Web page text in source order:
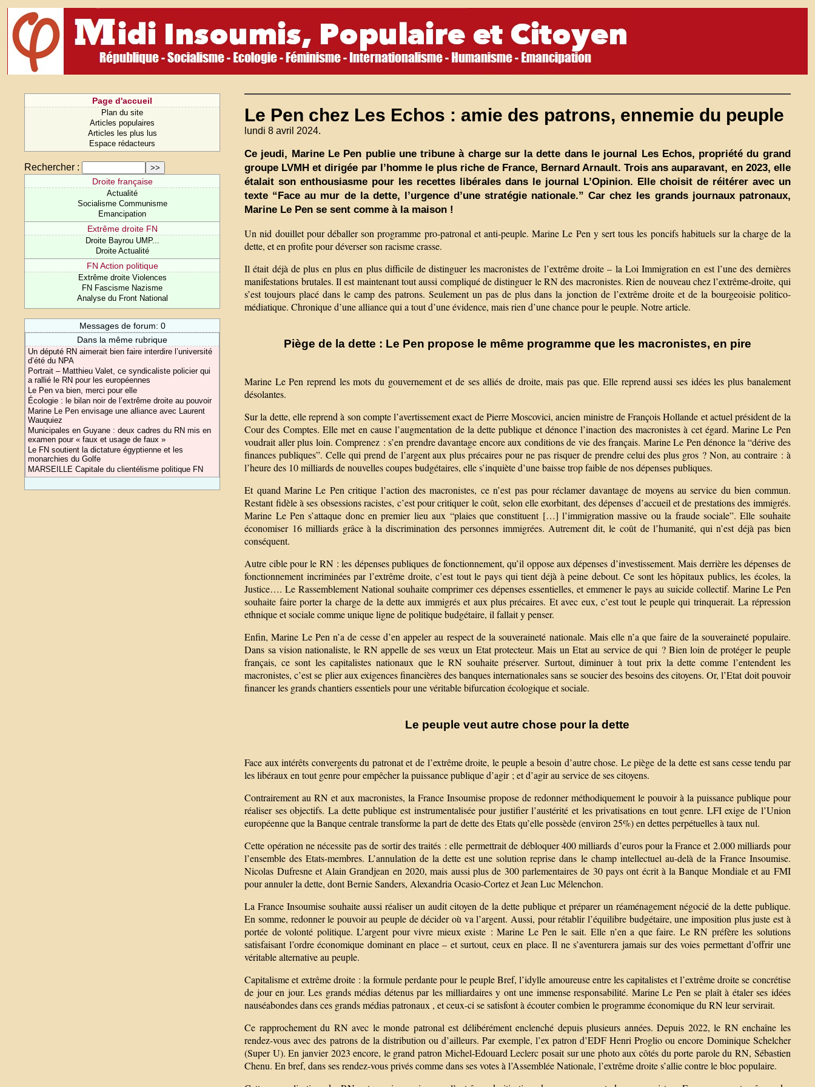
Page d'accueil
Plan du site
Articles populaires
Articles les plus lus
Espace rédacteurs
Rechercher :
Droite française
Actualité
Socialisme Communisme
Emancipation
Extrême droite FN
Droite Bayrou UMP...
Droite Actualité
FN Action politique
Extrême droite Violences
FN Fascisme Nazisme
Analyse du Front National
Messages de forum: 0
Dans la même rubrique
Un député RN aimerait bien faire interdire l’université
d’été du NPA
Portrait – Matthieu Valet, ce syndicaliste policier qui
a rallié le RN pour les européennes
Le Pen va bien, merci pour elle
Écologie : le bilan noir de l’extrême droite au pouvoir
Marine Le Pen envisage une alliance avec Laurent
Wauquiez
Municipales en Guyane : deux cadres du RN mis en
examen pour « faux et usage de faux »
Le FN soutient la dictature égyptienne et les
monarchies du Golfe
MARSEILLE Capitale du clientélisme politique FN
Le Pen chez Les Echos : amie des patrons, ennemie du peuple
lundi 8 avril 2024.
Ce jeudi, Marine Le Pen publie une tribune à charge sur la dette dans le journal Les Echos, propriété du grand
groupe LVMH et dirigée par l’homme le plus riche de France, Bernard Arnault. Trois ans auparavant, en 2023, elle
étalait son enthousiasme pour les recettes libérales dans le journal L’Opinion. Elle choisit de réitérer avec un
texte “Face au mur de la dette, l’urgence d’une stratégie nationale.” Car chez les grands journaux patronaux,
Marine Le Pen se sent comme à la maison !
Un nid douillet pour déballer son programme pro-patronal et anti-peuple. Marine Le Pen y sert tous les poncifs habituels sur la charge de la
dette, et en profite pour déverser son racisme crasse.
Il était déjà de plus en plus en plus difficile de distinguer les macronistes de l’extrême droite – la Loi Immigration en est l’une des dernières
manifestations brutales. Il est maintenant tout aussi compliqué de distinguer le RN des macronistes. Rien de nouveau chez l’extrême-droite, qui
s’est toujours placé dans le camp des patrons. Seulement un pas de plus dans la jonction de l’extrême droite et de la bourgeoisie politico-
médiatique. Chronique d’une alliance qui a tout d’une évidence, mais rien d’une chance pour le peuple. Notre article.
Piège de la dette : Le Pen propose le même programme que les macronistes, en pire
Marine Le Pen reprend les mots du gouvernement et de ses alliés de droite, mais pas que. Elle reprend aussi ses idées les plus banalement
désolantes.
Sur la dette, elle reprend à son compte l’avertissement exact de Pierre Moscovici, ancien ministre de François Hollande et actuel président de la
Cour des Comptes. Elle met en cause l’augmentation de la dette publique et dénonce l’inaction des macronistes à cet égard. Marine Le Pen
voudrait aller plus loin. Comprenez : s’en prendre davantage encore aux conditions de vie des français. Marine Le Pen dénonce la “dérive des
finances publiques”. Celle qui prend de l’argent aux plus précaires pour ne pas risquer de prendre celui des plus gros ? Non, au contraire : à
l’heure des 10 milliards de nouvelles coupes budgétaires, elle s’inquiète d’une baisse trop faible de nos dépenses publiques.
Et quand Marine Le Pen critique l’action des macronistes, ce n’est pas pour réclamer davantage de moyens au service du bien commun.
Restant fidèle à ses obsessions racistes, c’est pour critiquer le coût, selon elle exorbitant, des dépenses d’accueil et de prestations des immigrés.
Marine Le Pen s’attaque donc en premier lieu aux “plaies que constituent […] l’immigration massive ou la fraude sociale”. Elle souhaite
économiser 16 milliards grâce à la discrimination des personnes immigrées. Autrement dit, le coût de l’humanité, qui n’est déjà pas bien
conséquent.
Autre cible pour le RN : les dépenses publiques de fonctionnement, qu’il oppose aux dépenses d’investissement. Mais derrière les dépenses de
fonctionnement incriminées par l’extrême droite, c’est tout le pays qui tient déjà à peine debout. Ce sont les hôpitaux publics, les écoles, la
Justice…. Le Rassemblement National souhaite comprimer ces dépenses essentielles, et emmener le pays au suicide collectif. Marine Le Pen
souhaite faire porter la charge de la dette aux immigrés et aux plus précaires. Et avec eux, c’est tout le peuple qui trinquerait. La répression
ethnique et sociale comme unique ligne de politique budgétaire, il fallait y penser.
Enfin, Marine Le Pen n’a de cesse d’en appeler au respect de la souveraineté nationale. Mais elle n’a que faire de la souveraineté populaire.
Dans sa vision nationaliste, le RN appelle de ses vœux un Etat protecteur. Mais un Etat au service de qui ? Bien loin de protéger le peuple
français, ce sont les capitalistes nationaux que le RN souhaite préserver. Surtout, diminuer à tout prix la dette comme l’entendent les
macronistes, c’est se plier aux exigences financières des banques internationales sans se soucier des besoins des citoyens. Or, l’Etat doit pouvoir
financer les grands chantiers essentiels pour une véritable bifurcation écologique et sociale.
Le peuple veut autre chose pour la dette
Face aux intérêts convergents du patronat et de l’extrême droite, le peuple a besoin d’autre chose. Le piège de la dette est sans cesse tendu par
les libéraux en tout genre pour empêcher la puissance publique d’agir ; et d’agir au service de ses citoyens.
Contrairement au RN et aux macronistes, la France Insoumise propose de redonner méthodiquement le pouvoir à la puissance publique pour
réaliser ses objectifs. La dette publique est instrumentalisée pour justifier l’austérité et les privatisations en tout genre. LFI exige de l’Union
européenne que la Banque centrale transforme la part de dette des Etats qu’elle possède (environ 25%) en dettes perpétuelles à taux nul.
Cette opération ne nécessite pas de sortir des traités : elle permettrait de débloquer 400 milliards d’euros pour la France et 2.000 milliards pour
l’ensemble des Etats-membres. L’annulation de la dette est une solution reprise dans le champ intellectuel au-delà de la France Insoumise.
Nicolas Dufresne et Alain Grandjean en 2020, mais aussi plus de 300 parlementaires de 30 pays ont écrit à la Banque Mondiale et au FMI
pour annuler la dette, dont Bernie Sanders, Alexandria Ocasio-Cortez et Jean Luc Mélenchon.
La France Insoumise souhaite aussi réaliser un audit citoyen de la dette publique et préparer un réaménagement négocié de la dette publique.
En somme, redonner le pouvoir au peuple de décider où va l’argent. Aussi, pour rétablir l’équilibre budgétaire, une imposition plus juste est à
portée de volonté politique. L’argent pour vivre mieux existe : Marine Le Pen le sait. Elle n’en a que faire. Le RN préfère les solutions
satisfaisant l’ordre économique dominant en place – et surtout, ceux en place. Il ne s’aventurera jamais sur des voies permettant d’offrir une
véritable alternative au peuple.
Capitalisme et extrême droite : la formule perdante pour le peuple Bref, l’idylle amoureuse entre les capitalistes et l’extrême droite se concrétise
de jour en jour. Les grands médias détenus par les milliardaires y ont une immense responsabilité. Marine Le Pen se plaît à étaler ses idées
nauséabondes dans ces grands médias patronaux , et ceux-ci se satisfont à écouter combien le programme économique du RN leur servirait.
Ce rapprochement du RN avec le monde patronal est délibérément enclenché depuis plusieurs années. Depuis 2022, le RN enchaîne les
rendez-vous avec des patrons de la distribution ou d’ailleurs. Par exemple, l’ex patron d’EDF Henri Proglio ou encore Dominique Schelcher
(Super U). En janvier 2023 encore, le grand patron Michel-Edouard Leclerc posait sur une photo aux côtés du porte parole du RN, Sébastien
Chenu. En bref, dans ses rendez-vous privés comme dans ses votes à l’Assemblée Nationale, l’extrême droite s’allie contre le bloc populaire.